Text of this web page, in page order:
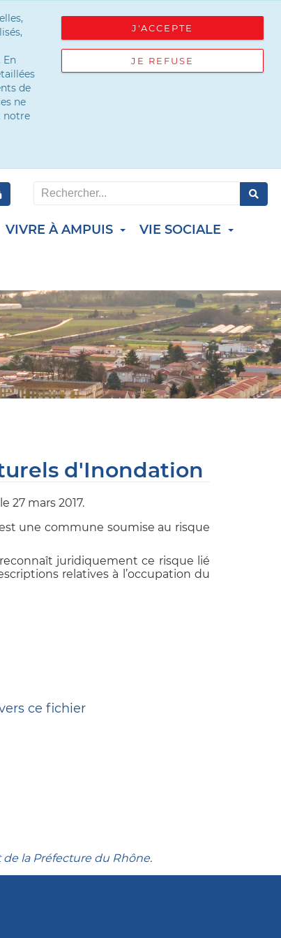
En
de
ne
notre
J'ACCEPTE
JE REFUSE
VIVRE À AMPUIS VIE SOCIALE
d'Inondation
27 mars 2017.
une commune soumise au risque
juridiquement ce risque lié
relatives à l’occupation du
ce fichier
la Préfecture du Rhône.